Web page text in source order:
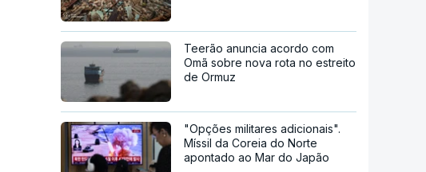
Teerão anuncia acordo com
Omã sobre nova rota no estreito
de Ormuz
"Opções militares adicionais".
Míssil da Coreia do Norte
apontado ao Mar do Japão